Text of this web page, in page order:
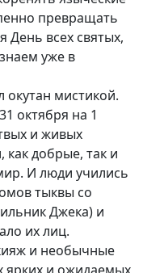
превращать
День всех святых,
уже в
мистикой.
октября на 1
и живых
как добрые, так и
И люди учились
тыквы со
Джека) и
их лиц.
и необычные